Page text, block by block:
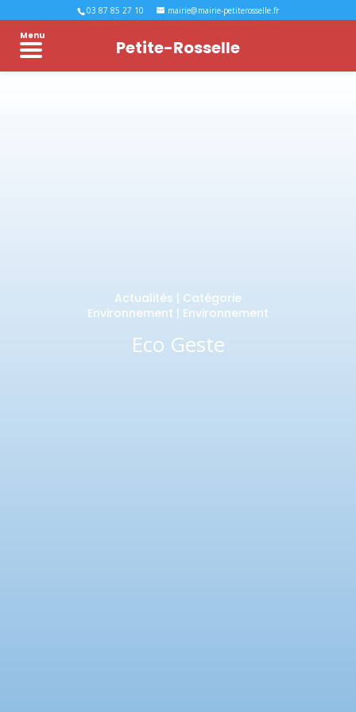
03 87 85 27 10 mairie@mairie-petiterosselle.fr
Actualités | Catégorie
Environnement | Environnement
Eco Geste
Menu
Petite-Rosselle